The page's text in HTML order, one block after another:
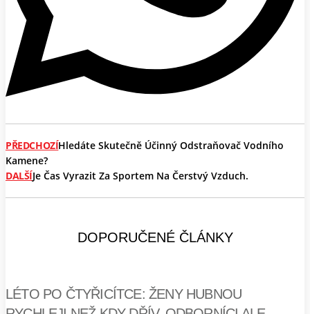
PŘEDCHOZÍHledáte Skutečně Účinný Odstraňovač Vodního
Kamene?
DALŠÍJe Čas Vyrazit Za Sportem Na Čerstvý Vzduch.
DOPORUČENÉ ČLÁNKY
LÉTO PO ČTYŘICÍTCE: ŽENY HUBNOU